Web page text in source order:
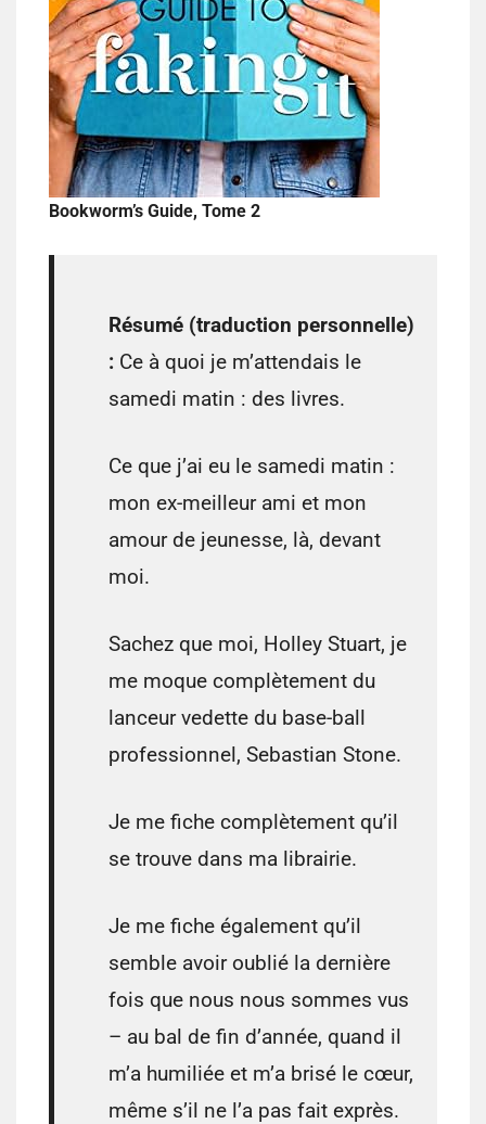
Bookworm’s Guide, Tome 2
Résumé (traduction personnelle)
: Ce à quoi je m’attendais le
samedi matin : des livres.
Ce que j’ai eu le samedi matin :
mon ex-meilleur ami et mon
amour de jeunesse, là, devant
moi.
Sachez que moi, Holley Stuart, je
me moque complètement du
lanceur vedette du base-ball
professionnel, Sebastian Stone.
Je me fiche complètement qu’il
se trouve dans ma librairie.
Je me fiche également qu’il
semble avoir oublié la dernière
fois que nous nous sommes vus
– au bal de fin d’année, quand il
m’a humiliée et m’a brisé le cœur,
même s’il ne l’a pas fait exprès.